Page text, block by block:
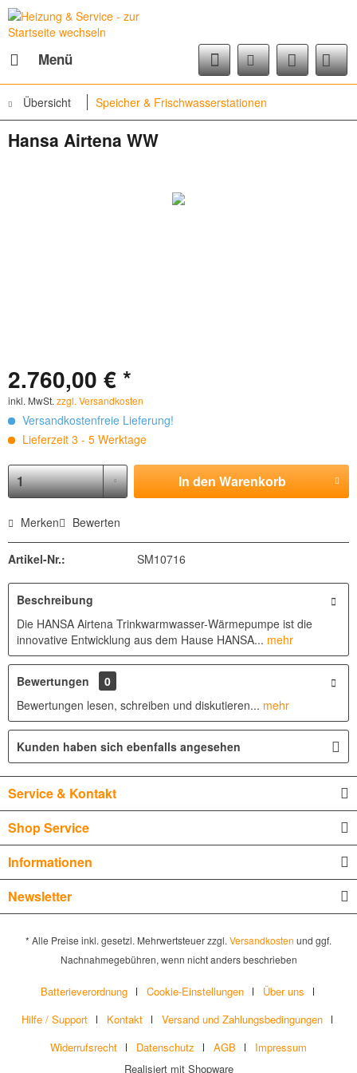
Menü
Übersicht Speicher & Frischwasserstationen
Hansa Airtena WW
2.760,00 € *
inkl. MwSt. zzgl. Versandkosten
Versandkostenfreie Lieferung!
Lieferzeit 3 - 5 Werktage
In denWarenkorb
Merken Bewerten
Artikel-Nr.: SM10716
Beschreibung
Die HANSA Airtena Trinkwarmwasser-Wärmepumpe ist die
innovative Entwicklung aus dem Hause HANSA... mehr
Bewertungen
0
Bewertungen lesen, schreiben und diskutieren... mehr
Kunden haben sich ebenfalls angesehen
Service & Kontakt
Shop Service
Informationen
Newsletter
* Alle Preise inkl. gesetzl. Mehrwertsteuer zzgl. Versandkosten und ggf.
Nachnahmegebühren, wenn nicht anders beschrieben
Batterieverordnung Cookie-Einstellungen
Über uns
Hilfe / Support
Kontakt
Versand und Zahlungsbedingungen
Widerrufsrecht
Datenschutz AGB
Impressum
Realisiert mit Shopware